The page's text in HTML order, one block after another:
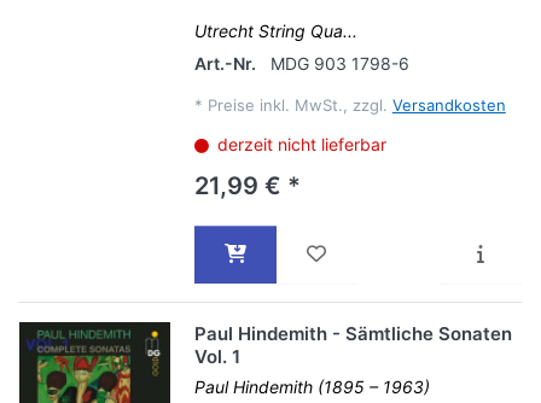
Utrecht String Qua...
Art.-Nr.
MDG 903 1798-6
* Preise inkl. MwSt., zzgl. Versandkosten
derzeit nicht lieferbar
21,99 € *
Paul Hindemith - Sämtliche Sonaten
Vol. 1
Paul Hindemith (1895 – 1963)